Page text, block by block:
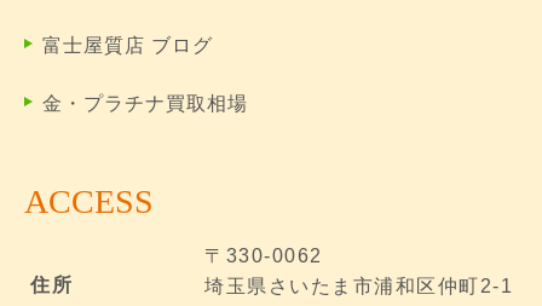
富士屋質店 ブログ
金・プラチナ買取相場
ACCESS
住所
〒330-0062
埼玉県さいたま市浦和区仲町2-1